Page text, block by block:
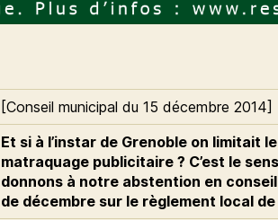
[Conseil municipal du 15 décembre 2014]
Et si à l’instar de Grenoble on limitait le
matraquage publicitaire ? C’est le
donnons à notre abstention en
de décembre sur le règlement local